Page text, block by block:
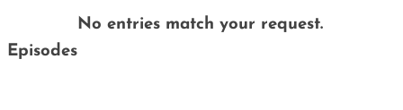
Episodes
No entries match your request.